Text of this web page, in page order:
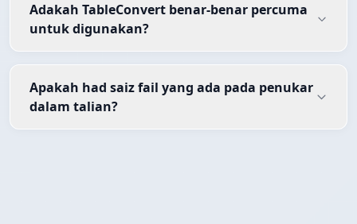
Adakah TableConvert benar-benar percuma
untuk digunakan?
Apakah had saiz fail yang ada pada penukar
dalam talian?